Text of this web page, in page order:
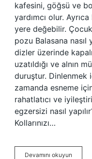
kafesini, göğsü ve
yardımcı olur.
yere değebilir.
pozu Balasana nasıl
dizler üzerinde
uzatıldığı ve alnın
duruştur. Dinlenmek
zamanda esneme
rahatlatıcı ve
egzersizi nasıl
Kollarınızı…
Devamını okuyun